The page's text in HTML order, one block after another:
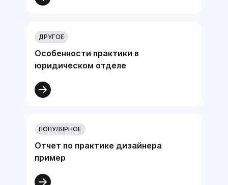
ДРУГОЕ
Особенности практики в
юридическом отделе
ПОПУЛЯРНОЕ
Отчет по практике дизайнера
пример